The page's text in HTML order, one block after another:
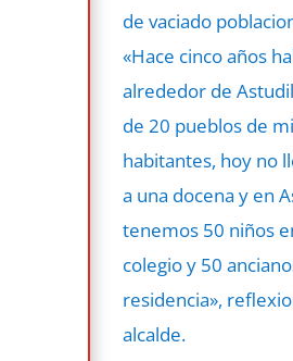
de vaciado
«Hace cinco años
alrededor de
de 20 pueblos de
habitantes, hoy no
a una docena y en
tenemos 50 niños
colegio y 50
residencia»,
alcalde.